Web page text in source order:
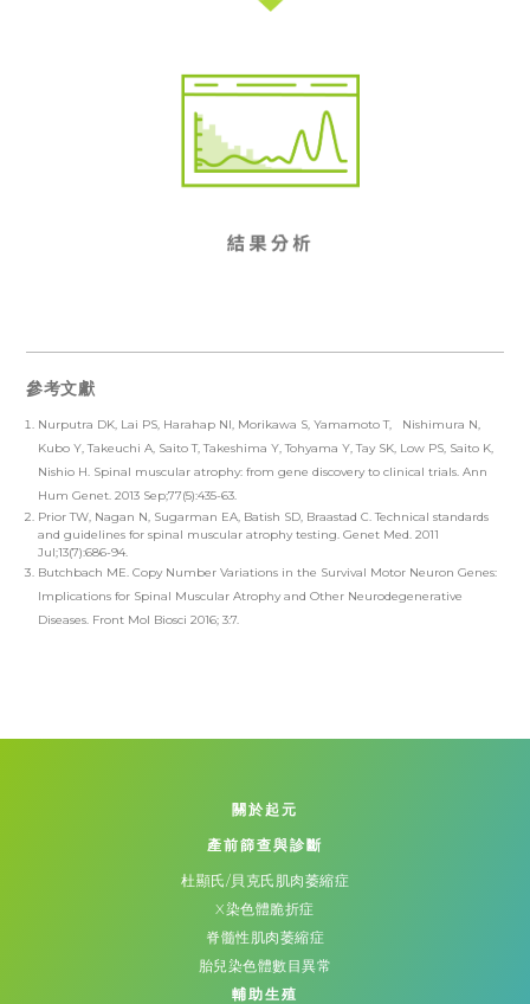
參考文獻
Nurputra DK, Lai PS, Harahap NI, Morikawa S, Yamamoto T, Nishimura N,
Kubo Y, Takeuchi A, Saito T, Takeshima Y, Tohyama Y, Tay SK, Low PS, Saito K,
Nishio H. Spinal muscular atrophy: from gene discovery to clinical trials. Ann
Hum Genet. 2013 Sep;77(5):435-63.
Prior TW, Nagan N, Sugarman EA, Batish SD, Braastad C. Technical standards
and guidelines for spinal muscular atrophy testing. Genet Med. 2011
Jul;13(7):686-94.
Butchbach ME. Copy Number Variations in the Survival Motor Neuron Genes:
Implications for Spinal Muscular Atrophy and Other Neurodegenerative
Diseases. Front Mol Biosci 2016; 3:7.
關於起元
產前篩查與診斷
杜顯氏/貝克氏肌肉萎縮症
X染色體脆折症
脊髓性肌肉萎縮症
胎兒染色體數目異常
輔助生殖